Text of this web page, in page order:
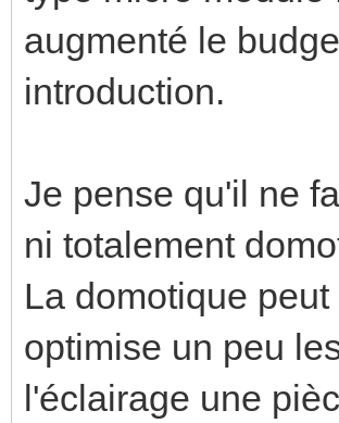
augmenté le
introduction.
Je pense qu'il ne
ni totalement
La domotique
optimise un peu
l'éclairage une